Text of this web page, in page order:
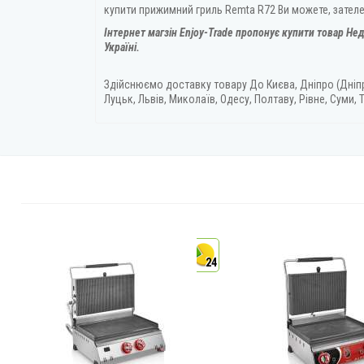
купити прижимний гриль Remta R72 Ви можете,
Інтернет магзін Enjoy-Trade пропонує купити товар
Україні.
Здійснюємо доставку товару До Києва, Дніпро
Луцьк, Львів, Миколаїв, Одесу, Полтаву, Рівне, Суми,
24